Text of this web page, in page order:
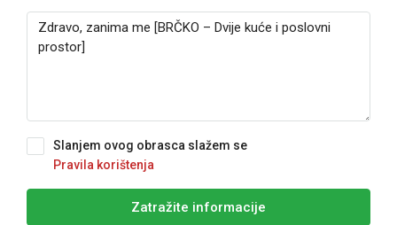
Slanjem ovog obrasca slažem se
Pravila korištenja
Zatražite informacije